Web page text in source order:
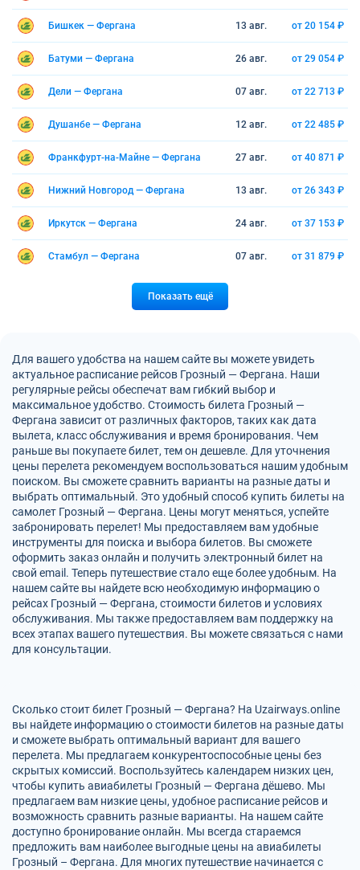
Бишкек — Фергана 13 авг. от 20 154 ₽
Батуми — Фергана 26 авг. от 29 054 ₽
Дели — Фергана 07 авг. от 22 713 ₽
Душанбе — Фергана 12 авг. от 22 485 ₽
Франкфурт-на-Майне — Фергана 27 авг. от 40 871 ₽
Нижний Новгород — Фергана 13 авг. от 26 343 ₽
Иркутск — Фергана 24 авг. от 37 153 ₽
Стамбул — Фергана 07 авг. от 31 879 ₽
Показать ещё
Для вашего удобства на нашем сайте вы можете увидеть
актуальное расписание рейсов Грозный — Фергана. Наши
регулярные рейсы обеспечат вам гибкий выбор и
максимальное удобство. Стоимость билета Грозный —
Фергана зависит от различных факторов, таких как дата
вылета, класс обслуживания и время бронирования. Чем
раньше вы покупаете билет, тем он дешевле. Для уточнения
цены перелета рекомендуем воспользоваться нашим удобным
поиском. Вы сможете сравнить варианты на разные даты и
выбрать оптимальный. Это удобный способ купить билеты на
самолет Грозный — Фергана. Цены могут меняться, успейте
забронировать перелет! Мы предоставляем вам удобные
инструменты для поиска и выбора билетов. Вы сможете
оформить заказ онлайн и получить электронный билет на
свой email. Теперь путешествие стало еще более удобным. На
нашем сайте вы найдете всю необходимую информацию о
рейсах Грозный — Фергана, стоимости билетов и условиях
обслуживания. Мы также предоставляем вам поддержку на
всех этапах вашего путешествия. Вы можете связаться с нами
для консультации.
Сколько стоит билет Грозный — Фергана? На Uzairways.online
вы найдете информацию о стоимости билетов на разные даты
и сможете выбрать оптимальный вариант для вашего
перелета. Мы предлагаем конкурентоспособные цены без
скрытых комиссий. Воспользуйтесь календарем низких цен,
чтобы купить авиабилеты Грозный — Фергана дёшево. Мы
предлагаем вам низкие цены, удобное расписание рейсов и
возможность сравнить разные варианты. На нашем сайте
доступно бронирование онлайн. Мы всегда стараемся
предложить вам наиболее выгодные цены на авиабилеты
Грозный – Фергана. Для многих путешествие начинается с